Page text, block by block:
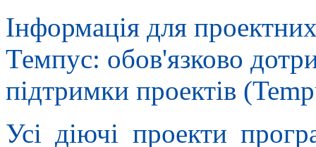
Інформація для
Темпус: обов'язково
підтримки проектів
Усі діючі проекти